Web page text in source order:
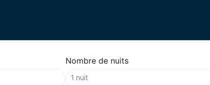
Nombre de nuits